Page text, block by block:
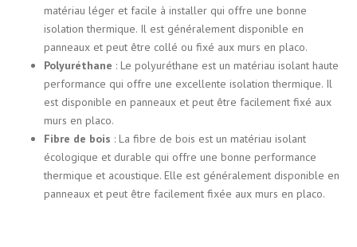
matériau léger et facile à installer qui offre une bonne
isolation thermique. Il est généralement disponible en
panneaux et peut être collé ou fixé aux murs en placo.
Polyuréthane : Le polyuréthane est un matériau isolant haute
performance qui offre une excellente isolation thermique. Il
est disponible en panneaux et peut être facilement fixé aux
murs en placo.
Fibre de bois : La fibre de bois est un matériau isolant
écologique et durable qui offre une bonne performance
thermique et acoustique. Elle est généralement disponible en
panneaux et peut être facilement fixée aux murs en placo.